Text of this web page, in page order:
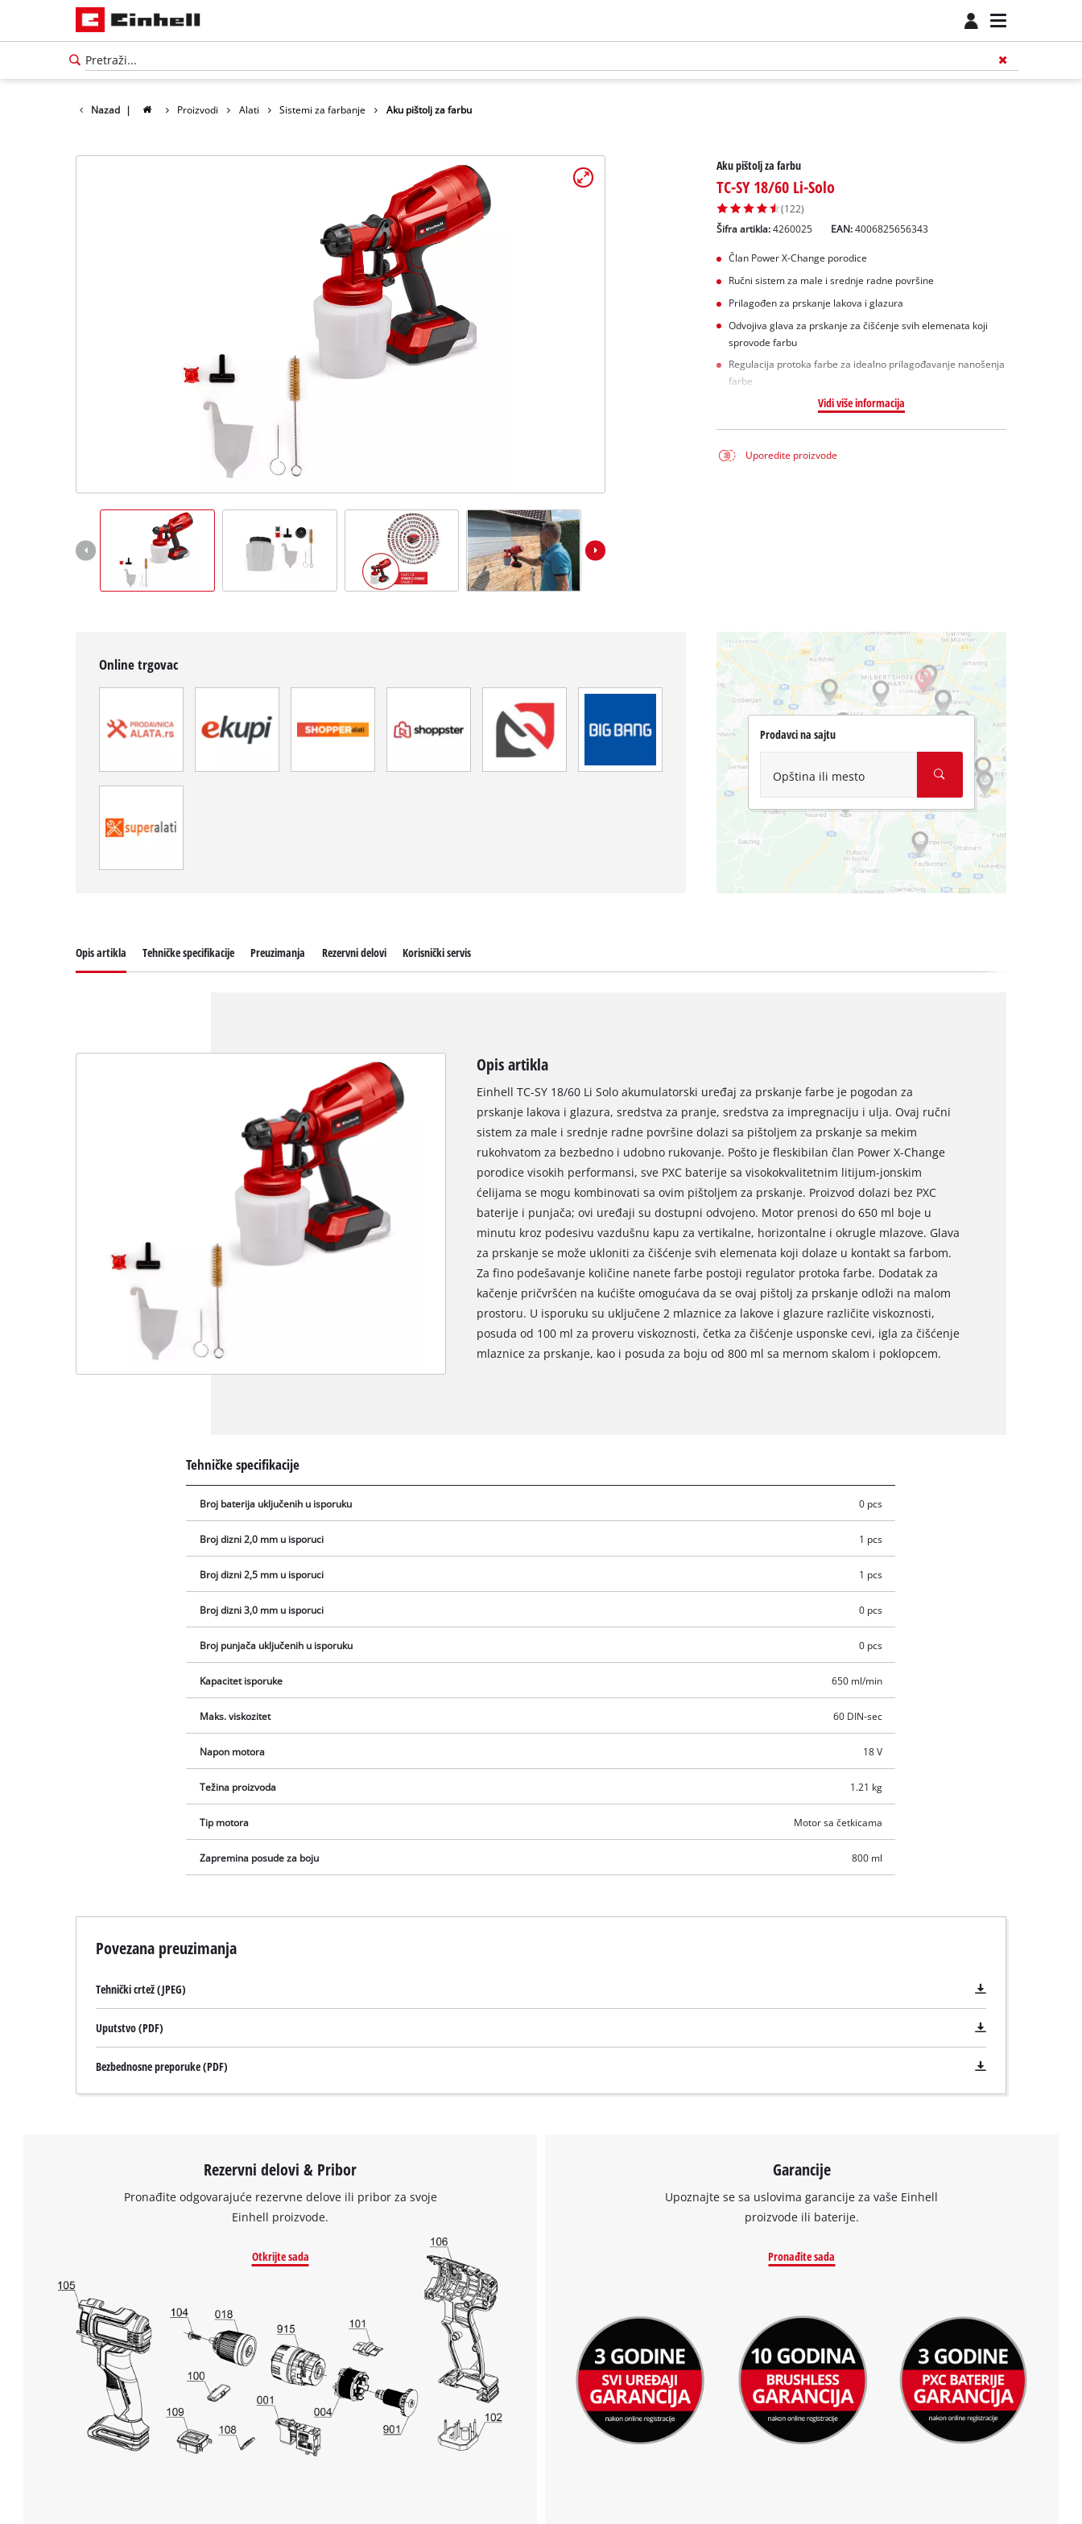
Nazad | Proizvodi Alati Sistemi za farbanje Aku pištolj za farbu
Aku pištolj za farbu
TC-SY 18/60 Li-Solo
(122)
Šifra artikla: 4260025 EAN:4006825656343
Član Power X-Change porodice
Ručni sistem za male i srednje radne površine
Prilagođen za prskanje lakova i glazura
Odvojiva glava za prskanje za čišćenje svih elemenata koji
sprovode farbu
Regulacija protoka farbe za idealno prilagođavanje nanošenja
farbe
Vidi više informacija
Uporedite proizvode
Online trgovac
Prodavci na sajtu
Opština ili mesto
This content is not permitted to load due
visitor. The website owner needs to setup
to the list of technologies used.
Opis artikla Tehničke specifikacije Preuzimanja Rezervni delovi Korisnički servis
Opis artikla
Einhell TC-SY 18/60 Li Solo akumulatorski uređaj za prskanje farbe je pogodan za
prskanje lakova i glazura, sredstva za pranje, sredstva za impregnaciju i ulja. Ovaj ručni
sistem za male i srednje radne površine dolazi sa pištoljem za prskanje sa mekim
rukohvatom za bezbedno i udobno rukovanje. Pošto je fleskibilan član Power X-Change
porodice visokih performansi, sve PXC baterije sa visokokvalitetnim litijum-jonskim
ćelijama se mogu kombinovati sa ovim pištoljem za prskanje. Proizvod dolazi bez PXC
baterije i punjača; ovi uređaji su dostupni odvojeno. Motor prenosi do 650 ml boje u
minutu kroz podesivu vazdušnu kapu za vertikalne, horizontalne i okrugle mlazove. Glava
za prskanje se može ukloniti za čišćenje svih elemenata koji dolaze u kontakt sa farbom.
Za fino podešavanje količine nanete farbe postoji regulator protoka farbe. Dodatak za
kačenje pričvršćen na kućište omogućava da se ovaj pištolj za prskanje odloži na malom
prostoru. U isporuku su uključene 2 mlaznice za lakove i glazure različite viskoznosti,
posuda od 100 ml za proveru viskoznosti, četka za čišćenje usponske cevi, igla za čišćenje
mlaznice za prskanje, kao i posuda za boju od 800 ml sa mernom skalom i poklopcem.
Tehničke specifikacije
Broj baterija uključenih u isporuku 0 pcs
Broj dizni 2,0 mm u isporuci 1 pcs
Broj dizni 2,5 mm u isporuci 1 pcs
Broj dizni 3,0 mm u isporuci 0 pcs
Broj punjača uključenih u isporuku 0 pcs
Kapacitet isporuke 650 ml/min
Maks. viskozitet 60 DIN-sec
Napon motora 18 V
Težina proizvoda 1.21 kg
Tip motora Motor sa četkicama
Zapremina posude za boju 800 ml
Povezana preuzimanja
Tehnički crtež (JPEG)
Uputstvo (PDF)
Bezbednosne preporuke (PDF)
Rezervni delovi & Pribor
Pronađite odgovarajuće rezervne delove ili pribor za svoje
Einhell proizvode.
Otkrijte sada
Garancije
Upoznajte se sa uslovima garancije za vaše Einhell
proizvode ili baterije.
Pronađite sada